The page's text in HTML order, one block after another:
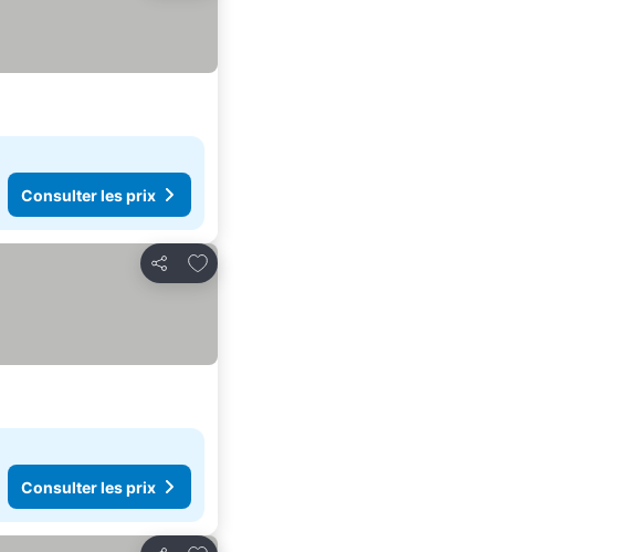
Consulter les prix
Partager
Ajouter à mes favoris
Consulter les prix